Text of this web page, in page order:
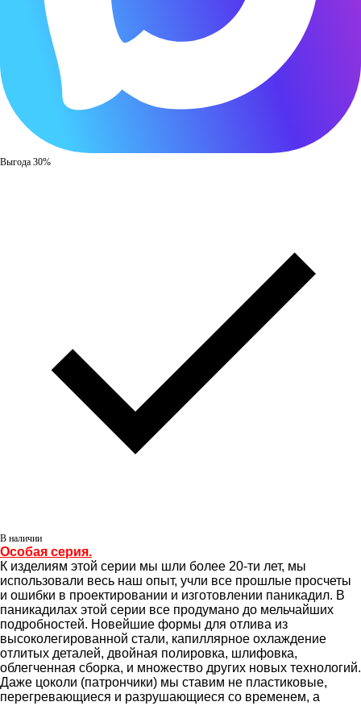
Выгода 30%
В наличии
Особая серия.
К изделиям этой серии мы шли более 20-ти лет, мы
использовали весь наш опыт, учли все прошлые просчеты
и ошибки в проектировании и изготовлении паникадил. В
паникадилах этой серии все продумано до мельчайших
подробностей. Новейшие формы для отлива из
высоколегированной стали, капиллярное охлаждение
отлитых деталей, двойная полировка, шлифовка,
облегченная сборка, и множество других новых технологий.
Даже цоколи (патрончики) мы ставим не пластиковые,
перегревающиеся и разрушающиеся со временем, а